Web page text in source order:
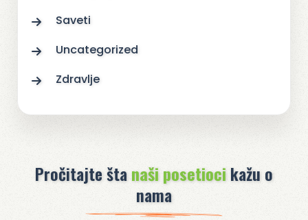
Saveti
Uncategorized
Zdravlje
Pročitajte štanaši posetiocikažu o
nama